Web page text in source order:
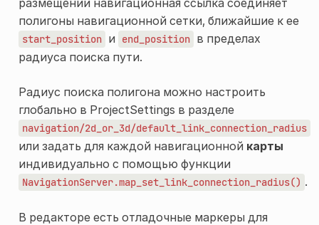
полигоны навигационной сетки, ближайшие к ее
start_position и end_position в пределах
радиуса поиска пути.
Радиус поиска полигона можно настроить
глобально в ProjectSettings в разделе
navigation/2d_or_3d/default_link_connection_radius
или задать для каждой навигационной карты
индивидуально с помощью функции
NavigationServer.map_set_link_connection_radius() .
В редакторе есть отладочные маркеры для